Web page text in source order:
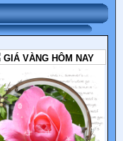
GIÁ VÀNG HÔM NAY